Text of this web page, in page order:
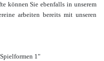
können Sie ebenfalls in unserem
arbeiten bereits mit unseren
1"